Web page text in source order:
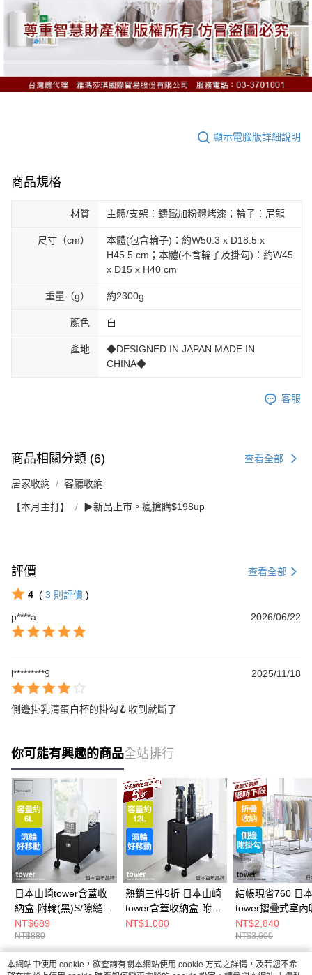
顯示電腦版詳細說明
商品規格
材質 主體/支架：鑄鐵加粉體烤漆；輪子：尼龍
尺寸（cm）
本體(包含輪子)：約W50.3 x D18.5 x
H45.5 cm；本體(不含輪子及掛勾)：約W45
x D15 x H40 cm
重量（g） 約2300g
顏色 白
產地
◆DESIGNED IN JAPAN MADE IN
CHINA◆
客服
商品相關分類 (6) 查看全部
居家收納 客廳收納
【本月主打】 ▶新品上市。瘋搶購$198up
評價 查看全部
4 ( 3 則評價 )
p****a
2026/06/22
l*********9 2025/11/18
側邊掛乳清蛋白杯的掛勾🪝收到就斷了
你可能有興趣的商品全站排行
日本山崎tower含蓋收
納盒-附輪(黑)S/隙縫推
車/儲物盒/隙縫櫃
NT$689
NT$880
熱銷三件5折 日本山崎
tower含蓋收納盒-附輪
(黑)L/隙縫推車/儲物盒/
NT$1,080
結帳現省760 日
tower摺疊式室內
架(白)/掛衣架/室
衣架/居家用品
NT$2,840
NT$3,600
本網站中使用 cookie，欲查詢有關本網站使用 cookie 方式之詳情，及若您不希